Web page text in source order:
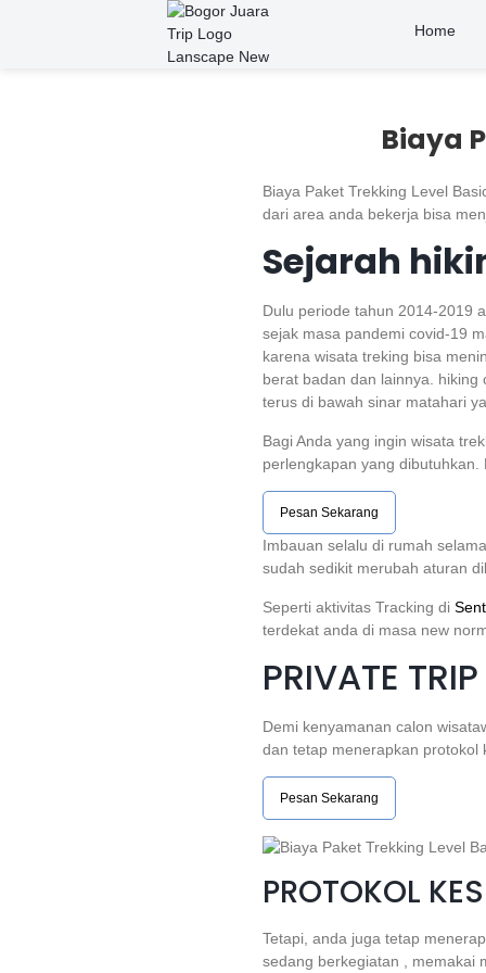
Home
Biaya
Biaya Paket Trekking Level
dari area anda bekerja bisa
Sejarah
Dulu periode tahun 2014-2019
sejak masa pandemi covid-19
karena wisata treking bisa
berat badan dan lainnya.
terus di bawah sinar matahari
Bagi Anda yang ingin wisata
perlengkapan yang
Pesan Sekarang
Imbauan selalu di rumah
sudah sedikit merubah aturan
Seperti aktivitas Tracking di
terdekat anda di masa new
PRIVATE
Demi kenyamanan calon
dan tetap menerapkan protokol
Pesan Sekarang
PROTOKOL
Tetapi, anda juga tetap
sedang berkegiatan , memakai